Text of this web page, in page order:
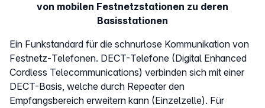
von mobilen Festnetzstationen zu deren
Basisstationen
Ein Funkstandard für die schnurlose Kommunikation von
Festnetz-Telefonen. DECT-Telefone (Digital Enhanced
Cordless Telecommunications) verbinden sich mit einer
DECT-Basis, welche durch Repeater den
Empfangsbereich erweitern kann (Einzelzelle). Für